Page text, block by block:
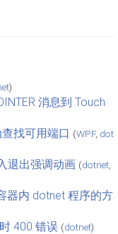
)
消息到 Touch
找可用端口 (WPF, dot
退出强调动画 (dotnet
器内 dotnet 程序的方
400 错误 (dotnet)